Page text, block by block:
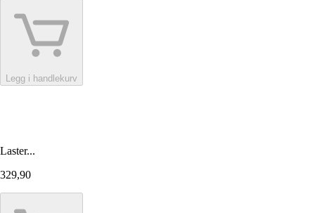
Legg i handlekurv
Laster...
329,90